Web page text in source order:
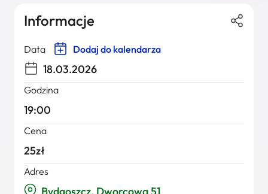
Informacje
Data Dodaj do kalendarza
18.03.2026
Godzina
19:00
Cena
25zł
Adres